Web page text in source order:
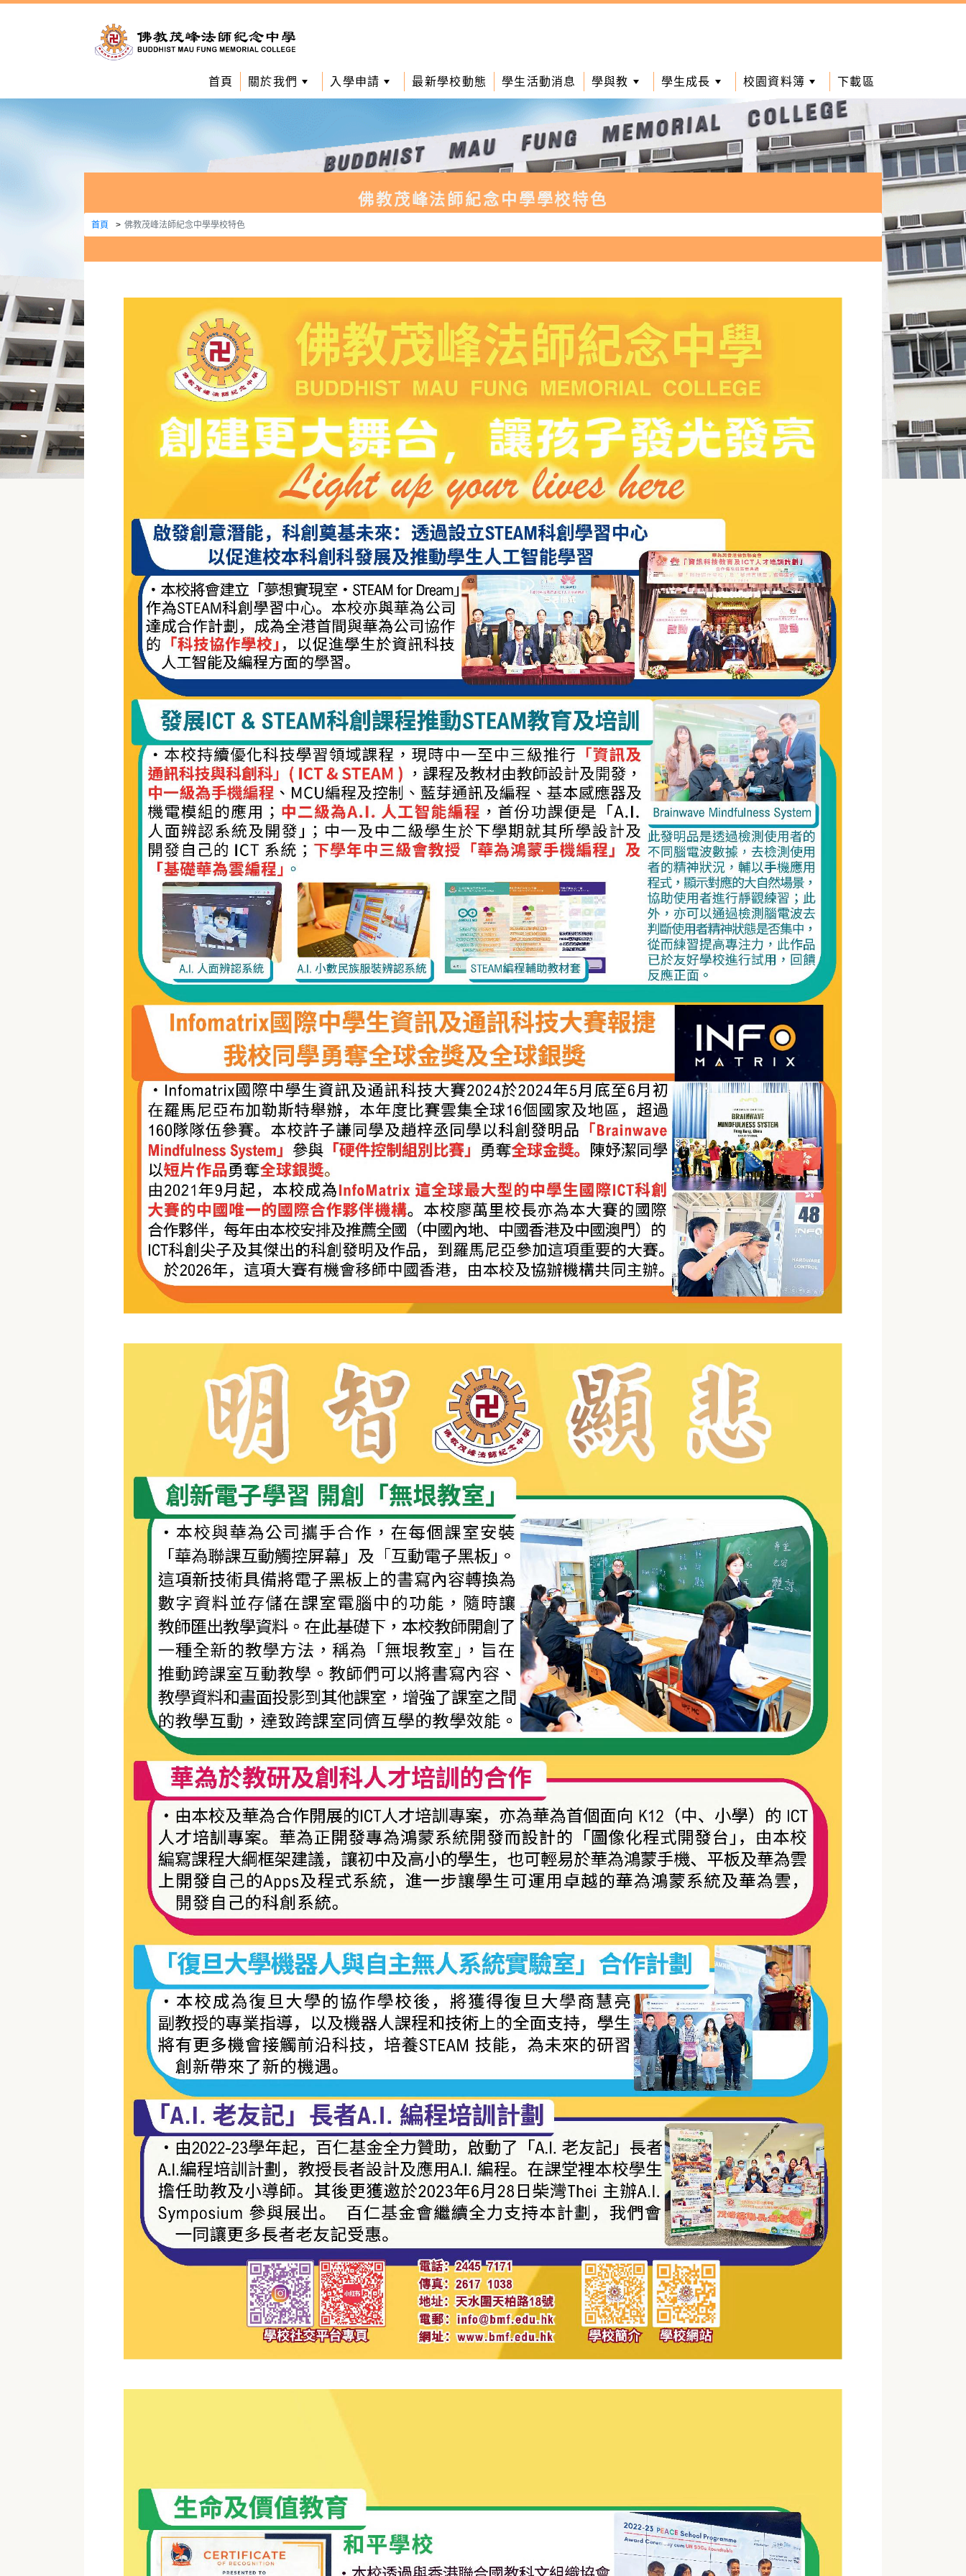
首頁 關於我們 入學申請 最新學校動態 學生活動消息 學與教 學生成長 校園資料簿 下載區
佛教茂峰法師紀念中學學校特色
首頁 佛教茂峰法師紀念中學學校特色